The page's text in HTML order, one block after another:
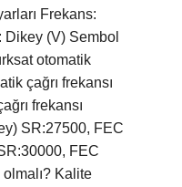
Frekans:
(V) Sembol
otomatik
çağrı frekansı
frekansı
SR:27500, FEC
FEC
Kalite